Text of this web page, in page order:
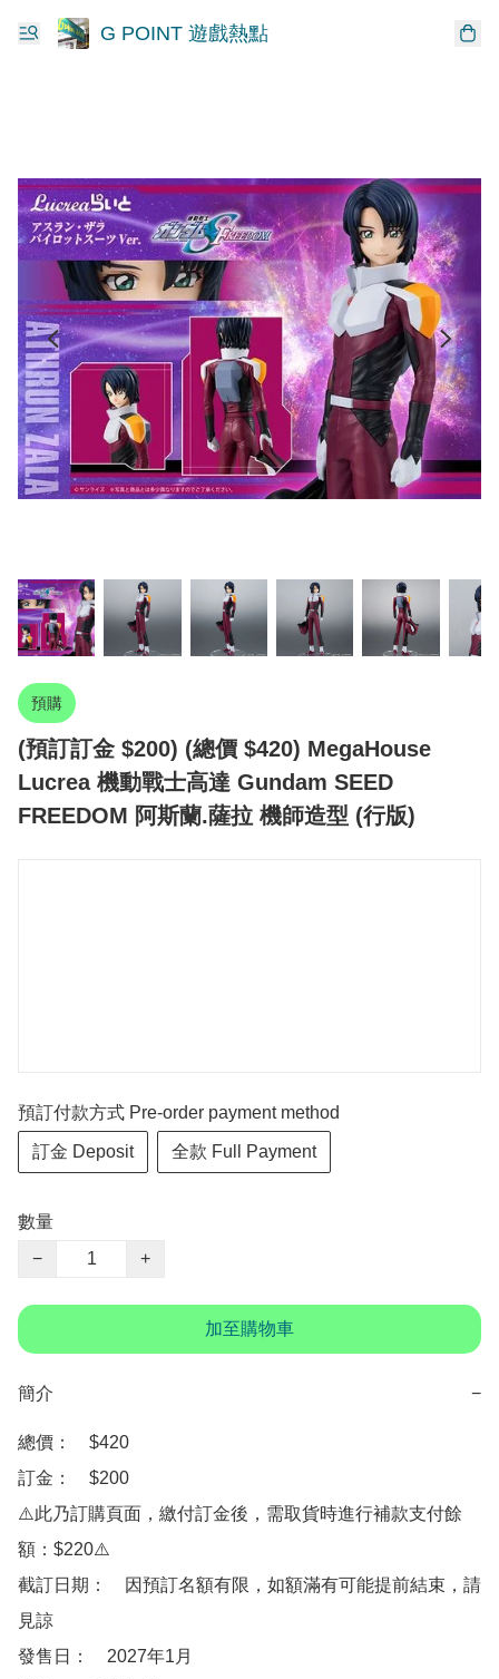
G POINT 遊戲熱點
預購
(預訂訂金 $200) (總價 $420) MegaHouse
Lucrea 機動戰士高達 Gundam SEED
FREEDOM 阿斯蘭.薩拉 機師造型 (行版)
預訂付款方式 Pre-order payment method
訂金 Deposit 全款 Full Payment
數量
−
+
加至購物車
簡介 −
總價：　$420
訂金：　$200
⚠️此乃訂購頁面，繳付訂金後，需取貨時進行補款支付餘
額：$220⚠️
截訂日期：　因預訂名額有限，如額滿有可能提前結束，請
見諒
發售日：　2027年1月